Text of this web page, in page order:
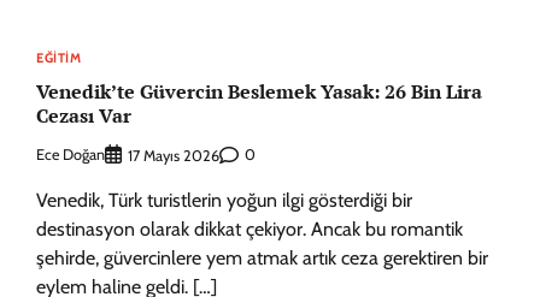
EĞITIM
Venedik’te Güvercin Beslemek Yasak: 26 Bin Lira
Cezası Var
Ece Doğan 17 Mayıs 2026 0
Venedik, Türk turistlerin yoğun ilgi gösterdiği bir
destinasyon olarak dikkat çekiyor. Ancak bu romantik
şehirde, güvercinlere yem atmak artık ceza gerektiren bir
eylem haline geldi. […]